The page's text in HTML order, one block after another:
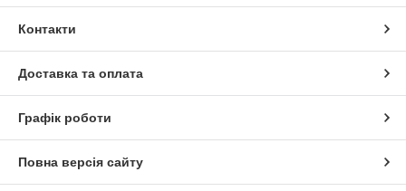
Контакти
Доставка та оплата
Графік роботи
Повна версія сайту